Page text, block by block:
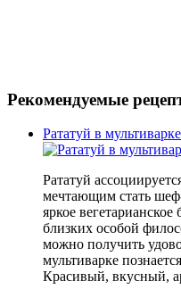
Рекомендуемые
Рататуй в мультиварке
Рататуй
мечтающим стать
яркое
близких особой
можно получить
мультиварке
Красивый, вкусный,